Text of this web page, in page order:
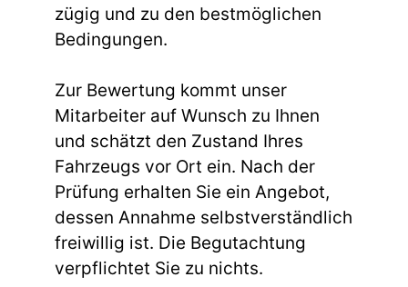
zügig und zu den bestmöglichen
Bedingungen.
Zur Bewertung kommt unser
Mitarbeiter auf Wunsch zu Ihnen
und schätzt den Zustand Ihres
Fahrzeugs vor Ort ein. Nach der
Prüfung erhalten Sie ein Angebot,
dessen Annahme selbstverständlich
freiwillig ist. Die Begutachtung
verpflichtet Sie zu nichts.